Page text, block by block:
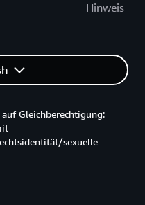
Hinweis
Gleichberechtigung:
sexuelle